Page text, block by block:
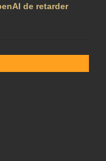
de retarder